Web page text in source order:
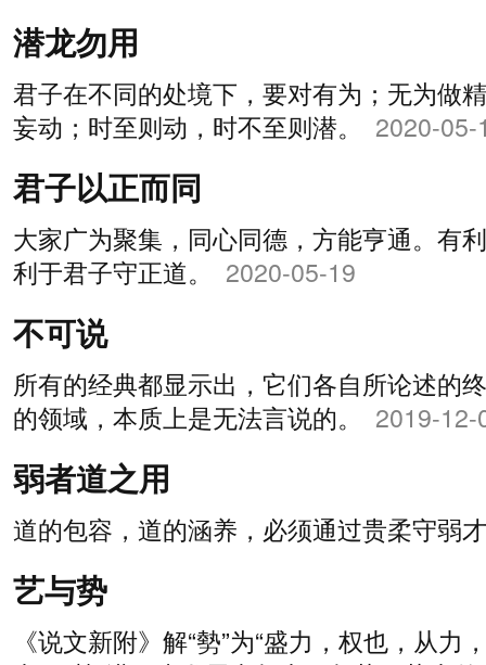
潜龙勿用
君子在不同的处境下，要对有为；无为做
妄动；时至则动，时不至则潜。 2020-05-
君子以正而同
大家广为聚集，同心同德，方能亨通。有
利于君子守正道。 2020-05-19
不可说
所有的经典都显示出，它们各自所论述的
的领域，本质上是无法言说的。 2019-12-
弱者道之用
道的包容，道的涵养，必须通过贵柔守弱
艺与势
《说文新附》解“勢”为“盛力，权也，从力